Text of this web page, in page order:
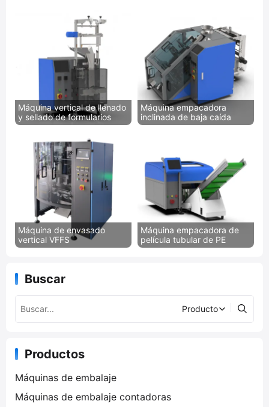
Máquina vertical de llenado
y sellado de formularios
Máquina empacadora
inclinada de baja caída
Máquina de envasado
vertical VFFS
Máquina empacadora de
película tubular de PE
Buscar
Productos
Máquinas de embalaje
Máquinas de embalaje contadoras